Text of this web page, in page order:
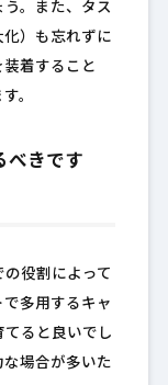
。また、タス
）も忘れずに
装着すること
。
べきです
役割によって
多用するキャ
ると良いでし
な場合が多いた